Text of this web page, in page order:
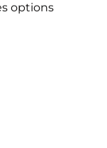
options